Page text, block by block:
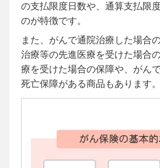
の支払限度日数や、通算支払限
のが特徴です。
また、がんで通院治療した場合
治療等の先進医療を受けた場合
療を受けた場合の保障や、がん
死亡保障がある商品もあります。